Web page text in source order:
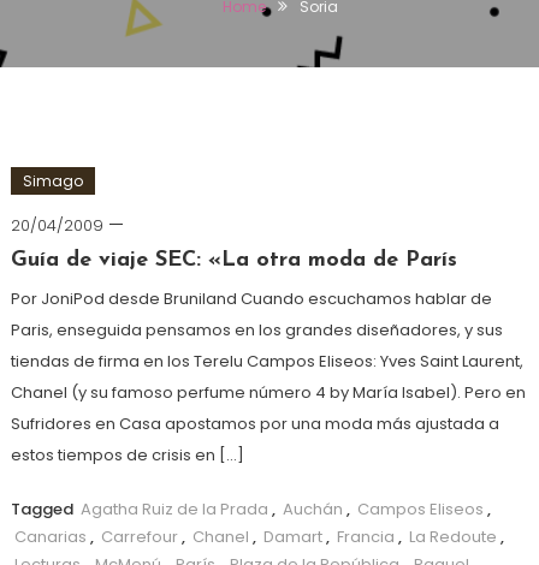
Home Soria
Simago
20/04/2009
Guía de viaje SEC: «La otra moda de París
Por JoniPod desde Bruniland Cuando escuchamos hablar de
Paris, enseguida pensamos en los grandes diseñadores, y sus
tiendas de firma en los Terelu Campos Eliseos: Yves Saint Laurent,
Chanel (y su famoso perfume número 4 by María Isabel). Pero en
Sufridores en Casa apostamos por una moda más ajustada a
estos tiempos de crisis en […]
Tagged Agatha Ruiz de la Prada , Auchán , Campos Eliseos ,
Canarias , Carrefour, Chanel , Damart, Francia , La Redoute ,